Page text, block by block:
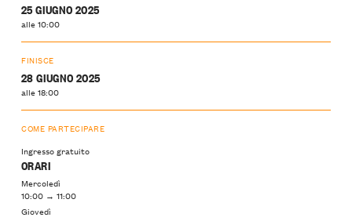
25 GIUGNO 2025
alle 10:00
FINISCE
28 GIUGNO 2025
alle 18:00
COME PARTECIPARE
Ingresso gratuito
ORARI
Mercoledì
10:00 → 11:00
Giovedì